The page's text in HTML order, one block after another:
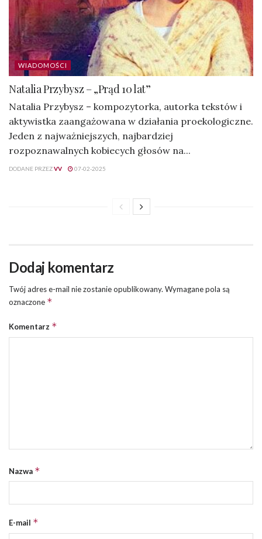
WIADOMOŚCI
Natalia Przybysz – „Prąd 10 lat”
Natalia Przybysz – kompozytorka, autorka tekstów i
aktywistka zaangażowana w działania proekologiczne.
Jeden z najważniejszych, najbardziej
rozpoznawalnych kobiecych głosów na...
DODANE PRZEZVV 07-02-2025
Dodaj komentarz
Twój adres e-mail nie zostanie opublikowany. Wymagane pola są
oznaczone *
Komentarz *
Nazwa *
E-mail *